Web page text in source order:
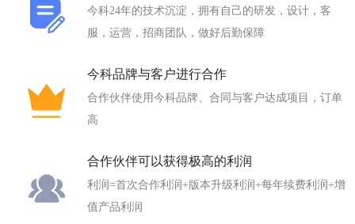
今科24年的技术沉淀，拥有自己的研发，设计，客
服，运营，招商团队，做好后勤保障
今科品牌与客户进行合作
合作伙伴使用今科品牌、合同与客户达成项目，订单
高
合作伙伴可以获得极高的利润
利润=首次合作利润+版本升级利润+每年续费利润+增
值产品利润